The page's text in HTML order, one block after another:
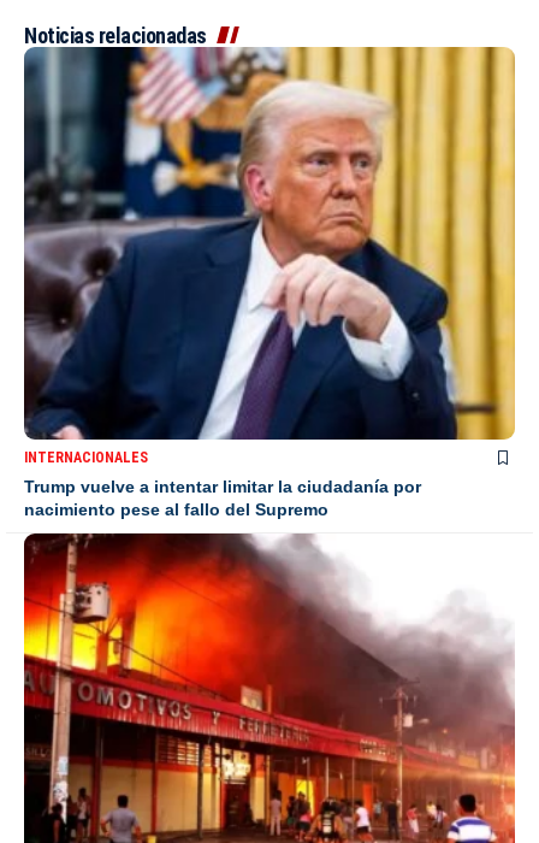
Noticias relacionadas
INTERNACIONALES
Trump vuelve a intentar limitar la ciudadanía por
nacimiento pese al fallo del Supremo